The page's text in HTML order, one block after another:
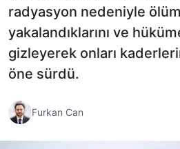
radyasyon nedeniyle
yakalandıklarını ve
gizleyerek onları
öne sürdü.
Furkan Can